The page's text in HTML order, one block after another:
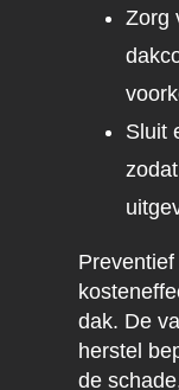
Zorg
Sluit
dak. De
herstel
de